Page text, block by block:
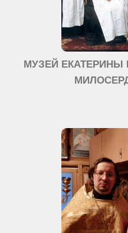
МУЗЕЙ ЕКАТЕРИНЫ